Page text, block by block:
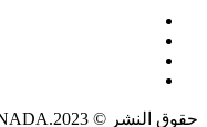
حقوق النشر © 2023.ANADA كل الحقوق محفوظة.